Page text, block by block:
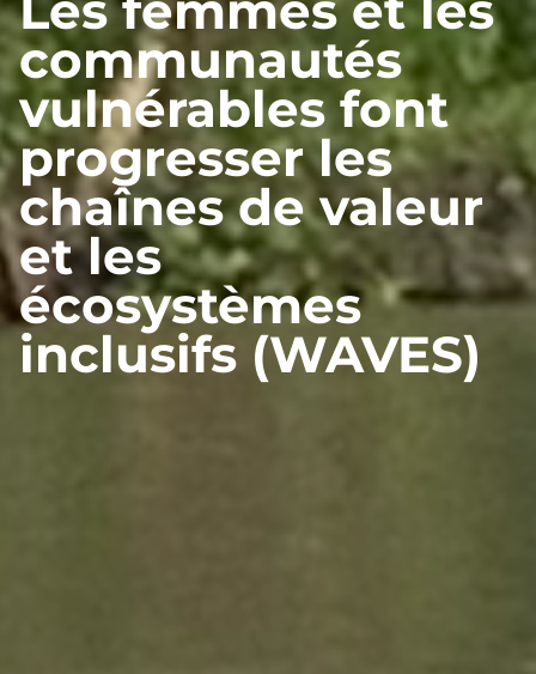
communautés
vulnérables font
progresser les
chaînes de valeur
et les
écosystèmes
inclusifs (WAVES)